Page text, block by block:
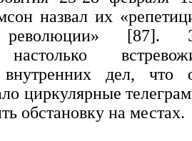
назвал их
революции» [87].
внутренних дел, что
циркулярные
обстановку на местах.